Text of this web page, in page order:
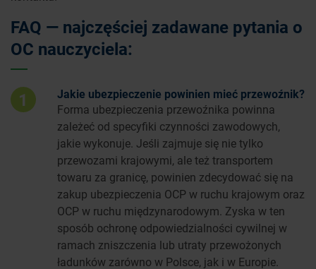
FAQ — najczęściej zadawane pytania o
OC nauczyciela:
1
Jakie ubezpieczenie powinien mieć przewoźnik?
Forma ubezpieczenia przewoźnika powinna
zależeć od specyfiki czynności zawodowych,
jakie wykonuje. Jeśli zajmuje się nie tylko
przewozami krajowymi, ale też transportem
towaru za granicę, powinien zdecydować się na
zakup ubezpieczenia OCP w ruchu krajowym oraz
OCP w ruchu międzynarodowym. Zyska w ten
sposób ochronę odpowiedzialności cywilnej w
ramach zniszczenia lub utraty przewożonych
ładunków zarówno w Polsce, jak i w Europie.